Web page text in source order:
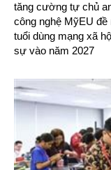
tăng cường tự chủ
công nghệ MỹEU
tuổi dùng mạng xã
sự vào năm 2027